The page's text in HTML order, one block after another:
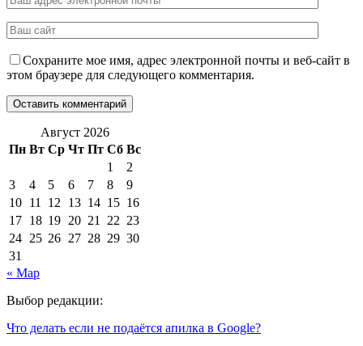
Сохраните мое имя, адрес электронной почты и веб-сайт в
этом браузере для следующего комментария.
Август 2026
Пн Вт Ср Чт Пт Сб Вс
1
2
3
4 5 6 7 8
9
10 11 12 13 14 15 16
17 18 19 20 21 22 23
24 25 26 27 28 29 30
31
« Мар
Выбор редакции:
Что делать если не подаётся апилка в Google?